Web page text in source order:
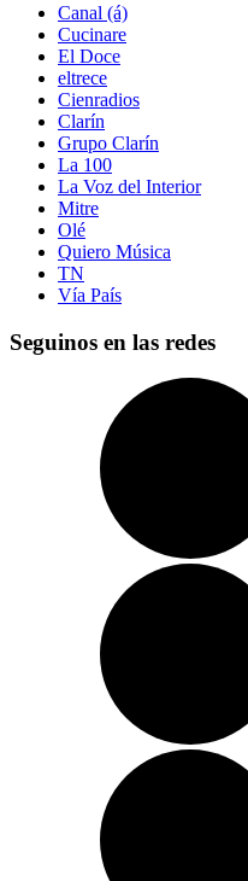
Canal (á)
Cucinare
El Doce
eltrece
Cienradios
Clarín
Grupo Clarín
La 100
La Voz del Interior
Mitre
Olé
Quiero Música
TN
Vía País
Seguinos en las redes